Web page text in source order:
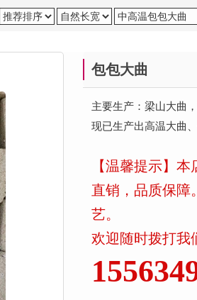
包包大曲
主要生产：梁山大曲
现已生产出高温大曲
【温馨提示】
直销，品质保障
艺。
欢迎随时拨打我